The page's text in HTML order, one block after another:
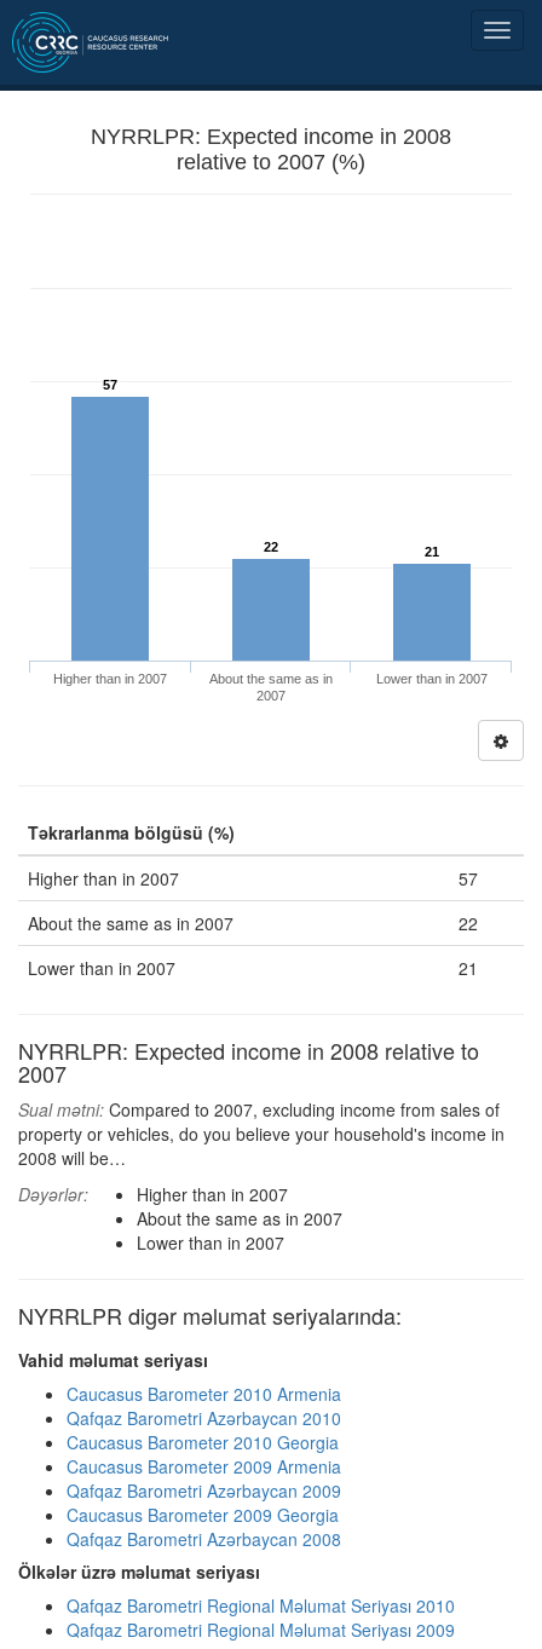
NYRRLPR: Expected income in 2008
relative to 2007 (%)
57
22 21
Higher than in 2007
About the same as in
2007
Lower than in 2007
Təkrarlanma bölgüsü (%)
Higher than in 2007
57
About the same as in 2007
22
Lower than in 2007
21
NYRRLPR: Expected income in 2008 relative to
2007
Sual mətni: Compared to 2007, excluding income from sales of
property or vehicles, do you believe your household's income in
2008 will be…
Dəyərlər:
Higher than in 2007
About the same as in 2007
Lower than in 2007
NYRRLPR digər məlumat seriyalarında:
Vahid məlumat seriyası
Caucasus Barometer 2010 Armenia
Qafqaz Barometri Azərbaycan 2010
Caucasus Barometer 2010 Georgia
Caucasus Barometer 2009 Armenia
Qafqaz Barometri Azərbaycan 2009
Caucasus Barometer 2009 Georgia
Qafqaz Barometri Azərbaycan 2008
Ölkələr üzrə məlumat seriyası
Qafqaz Barometri Regional Məlumat Seriyası 2010
Qafqaz Barometri Regional Məlumat Seriyası 2009